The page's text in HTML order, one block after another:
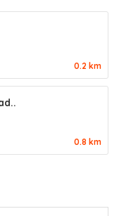
0.2 km
0.8 km